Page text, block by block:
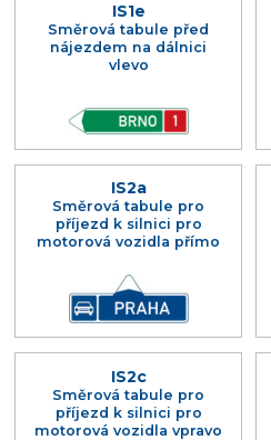
IS1e
Směrová tabule před
nájezdem na dálnici
vlevo
IS2a
Směrová tabule pro
příjezd k silnici pro
motorová vozidla přímo
IS2c
Směrová tabule pro
příjezd k silnici pro
motorová vozidla vpravo